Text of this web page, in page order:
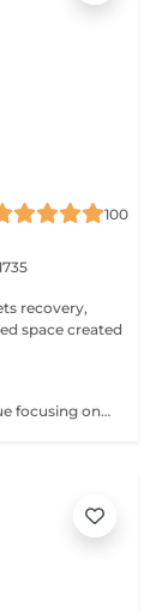
100
recovery,
space created
Deep tissue massage is a therapeutic technique focusing on the deeper layers of muscle and connective tissue, using slow, firm strokes and direct pressure to relieve chronic tension and stubborn "knots". It is highly targeted, aiming to break down adhesions (rigid tissue) and improve mobility, rather than for general relaxation Key Aspects of Deep Tissue Massage: Techniques: Therapists use fingers, thumbs, knuckles, and elbows for deep pressure. Targeted Areas: Commonly focuses on chronic pain areas such as the neck, low back, and shoulders .Benefits: Reduces chronic pain, reduces inflammation, helps with posture, and breaks up scar tissue. Difference from Swedish: Unlike this beginner's guide to deep tissue massage, it is more intense and focused on deep layers. What to expect: It is common to feel slightly tender afterward;learn what to expect during your first deep tissue session.